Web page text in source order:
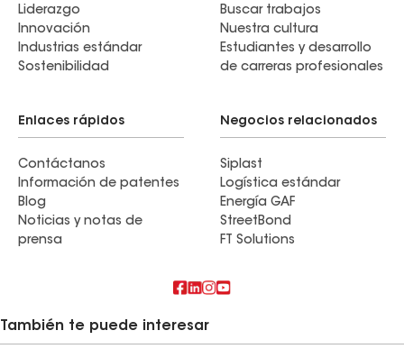
Liderazgo
Innovación
Industrias estándar
Sostenibilidad
Buscar trabajos
Nuestra cultura
Estudiantes y desarrollo
de carreras profesionales
Enlaces rápidos
Contáctanos
Información de patentes
Blog
Noticias y notas de
prensa
Negocios relacionados
Siplast
Logística estándar
Energía GAF
StreetBond
FT Solutions
También te puede interesar